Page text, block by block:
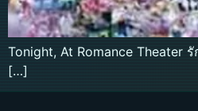
Tonight, At Romance Theater
[…]